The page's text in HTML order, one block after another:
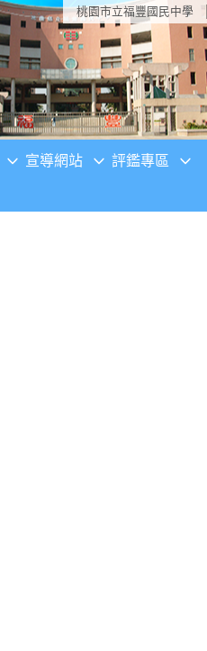
桃園市立福豐國民中學
宣導網站 評鑑專區